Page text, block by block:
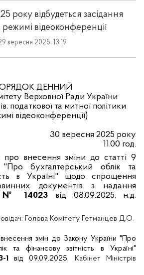
року відбудеться засідання
режимі відеоконференції
вересня 2025, 13:19
ДЕННИЙ
Верховної Ради України
податкової та митної політики
відеоконференції)
30 вересня 2025 року
11.00 год.
внесення зміни до статті 9
бухгалтерський облік та
в Україні" щодо спрощення
документів з надання
№ 14023 від 08.09.2025, н.д.
Голова Комітету Гетманцев Д.О.
змін до Закону України "Про
та фінансову звітність в Україні"
1 від 09.09.2025,
Кабінет Міністрів